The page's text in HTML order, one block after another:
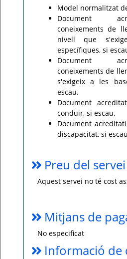
Model normalitzat
Document
coneixements de
nivell que
específiques, si
Document
coneixements de
s'exigeix a les
escau.
Document
conduir, si escau.
Document
discapacitat, si
Preu del servei
Aquest servei no té cost
Mitjans de
No especificat
Informació de